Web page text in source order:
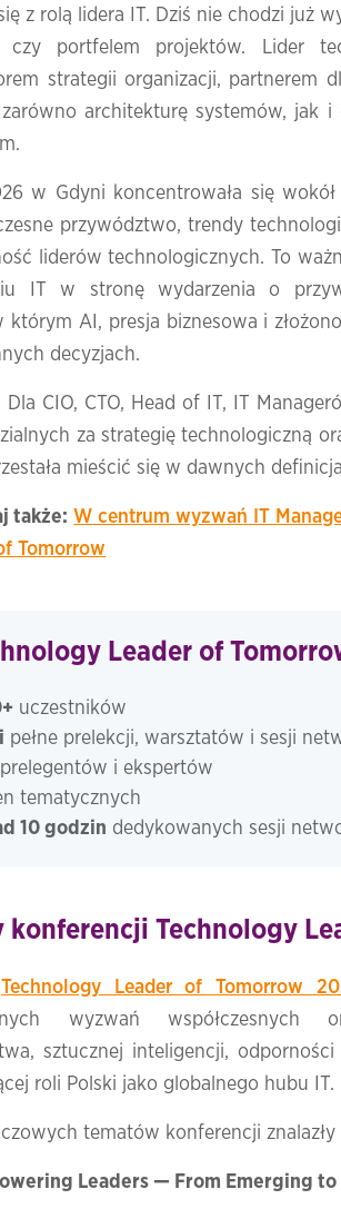
z rolą lidera IT. Dziś nie chodzi już
czy portfelem projektów. Lider
strategii organizacji, partnerem
architekturę systemów, jak
w Gdyni koncentrowała się
przywództwo, trendy
liderów technologicznych. To
IT w stronę wydarzenia o
którym AI, presja biznesowa i
decyzjach.
Dla CIO, CTO, Head of IT, IT
za strategię technologiczną
mieścić się w dawnych
także: W centrum wyzwań IT
Tomorrow
Leader of
uczestników
pełne prelekcji, warsztatów i sesji
prelegentów i ekspertów
tematycznych
10 godzin dedykowanych sesji
konferencji Technology
Technology Leader of Tomorrow
wyzwań współczesnych
sztucznej inteligencji,
roli Polski jako globalnego hubu IT.
tematów konferencji znalazły
Leaders — From Emerging to